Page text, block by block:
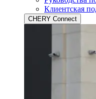
Клиентская
CHERY Connect